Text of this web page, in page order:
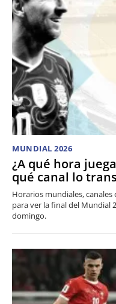
MUNDIAL 2026
¿A qué hora
qué canal lo
Horarios mundiales,
para ver la final del Mundial
domingo.